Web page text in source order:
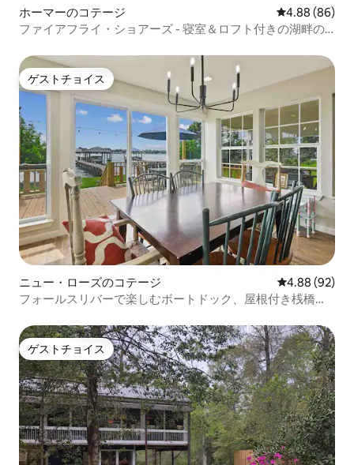
ホーマーのコテージ レビュー86件
4.88 (86)
ファイアフライ・ショアーズ - 寝室＆ロフト付きの湖畔の
ゲストチョイス
ゲストチョイス
ニュー・ローズのコテージ レビュー92
4.88 (92)
フォールスリバーで楽しむボートドック、屋根付き桟橋、
ゲストチョイス
ゲストチョイス